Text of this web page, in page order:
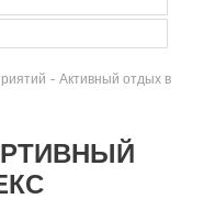
- Активный отдых в